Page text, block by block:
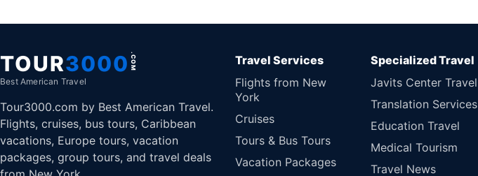
TOUR3000 .COM
Best American Travel
Tour3000.com by Best American Travel.
Flights, cruises, bus tours, Caribbean
vacations, Europe tours, vacation
packages, group tours, and travel deals
Travel Services
Flights from New
York
Cruises
Tours & Bus Tours
Vacation Packages
Specialized Travel
Javits Center Travel
Translation Services
Education Travel
Medical Tourism
Travel News